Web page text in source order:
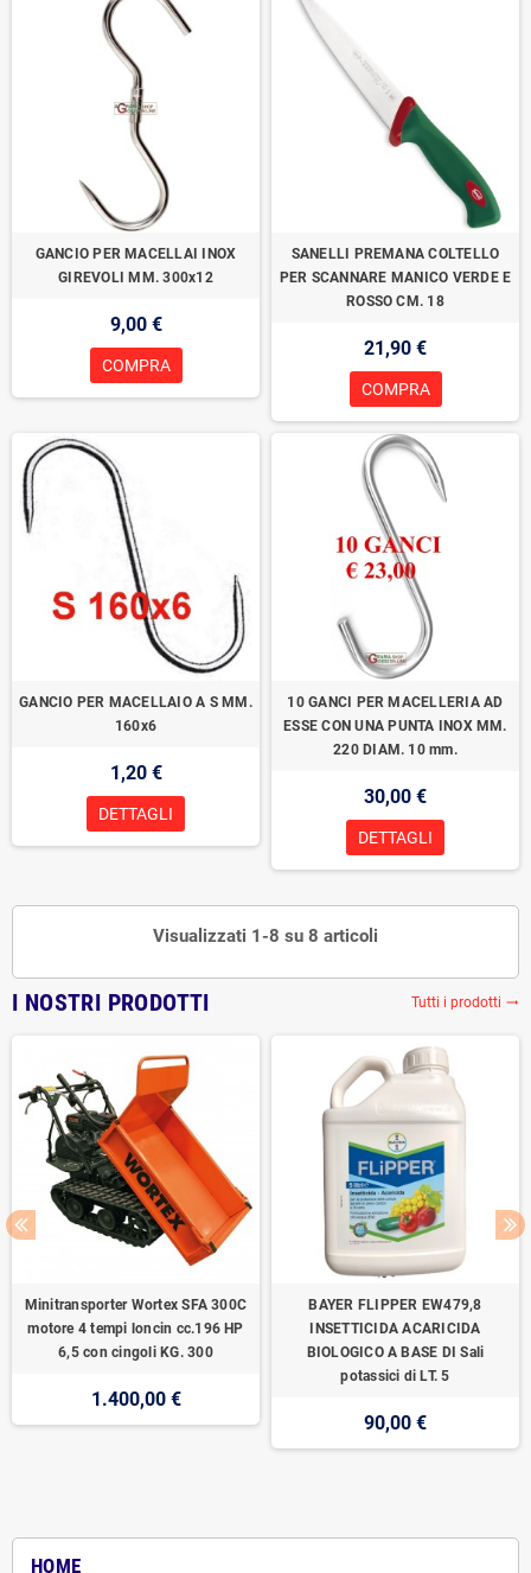
HOME
GANCIO PER MACELLAI INOX
GIREVOLI MM. 300x12
9,00 €
COMPRA
SANELLI PREMANA COLTELLO
PER SCANNARE MANICO VERDE E
ROSSO CM. 18
21,90 €
COMPRA
GANCIO PER MACELLAIO A S MM.
160x6
1,20 €
DETTAGLI
10 GANCI PER MACELLERIA AD
ESSE CON UNA PUNTA INOX MM.
220 DIAM. 10 mm.
30,00 €
DETTAGLI
Visualizzati 1-8 su 8 articoli
I NOSTRI PRODOTTI Tutti i prodotti trending_flat
Minitransporter Wortex SFA 300C
motore 4 tempi loncin cc.196 HP
6,5 con cingoli KG. 300
1.400,00 €
BAYER FLIPPER EW479,8
INSETTICIDA ACARICIDA
BIOLOGICO A BASE DI Sali
potassici di LT. 5
90,00 €